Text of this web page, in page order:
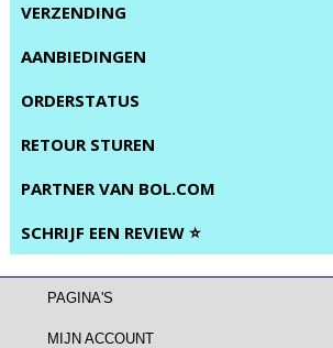
VERZENDING
AANBIEDINGEN
ORDERSTATUS
RETOUR STUREN
PARTNER VAN BOL.COM
SCHRIJF EEN REVIEW ⭐
PAGINA'S
MIJN ACCOUNT